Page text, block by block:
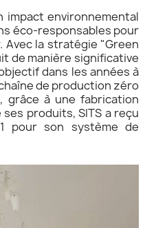
impact environnemental
éco-responsables pour
Avec la stratégie "Green
de manière significative
dans les années à
de production zéro
grâce à une fabrication
produits, SITS a reçu
pour son système de